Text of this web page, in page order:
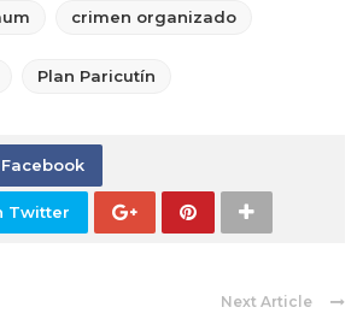
crimen organizado
Plan Paricutín
Twitter
Next Article